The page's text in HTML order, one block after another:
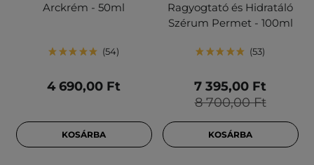
Arckrém - 50ml
54
4 690,00 Ft
KOSÁRBA
Ragyogtató és Hidratáló
Szérum Permet - 100ml
53
8 700,00 Ft
7 395,00 Ft
KOSÁRBA